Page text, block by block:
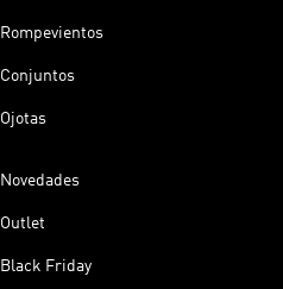
Rompevientos
Conjuntos
Ojotas
Novedades
Outlet
Black Friday